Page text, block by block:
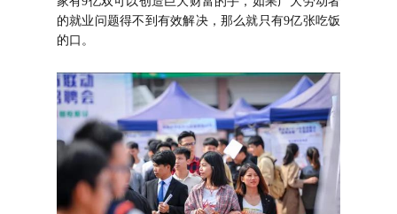
的就业问题得不到有效解决，那么就只有9亿张吃饭
的口。